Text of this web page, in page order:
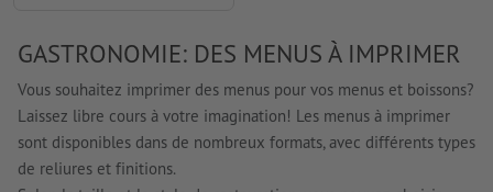
GASTRONOMIE: DES MENUS À IMPRIMER
Vous souhaitez imprimer des menus pour vos menus et boissons?
Laissez libre cours à votre imagination! Les menus à imprimer
sont disponibles dans de nombreux formats, avec différents types
de reliures et finitions.